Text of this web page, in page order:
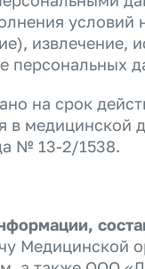
условий
извлечение,
персональных
на срок
медицинской
№ 13-2/1538.
Медицинской